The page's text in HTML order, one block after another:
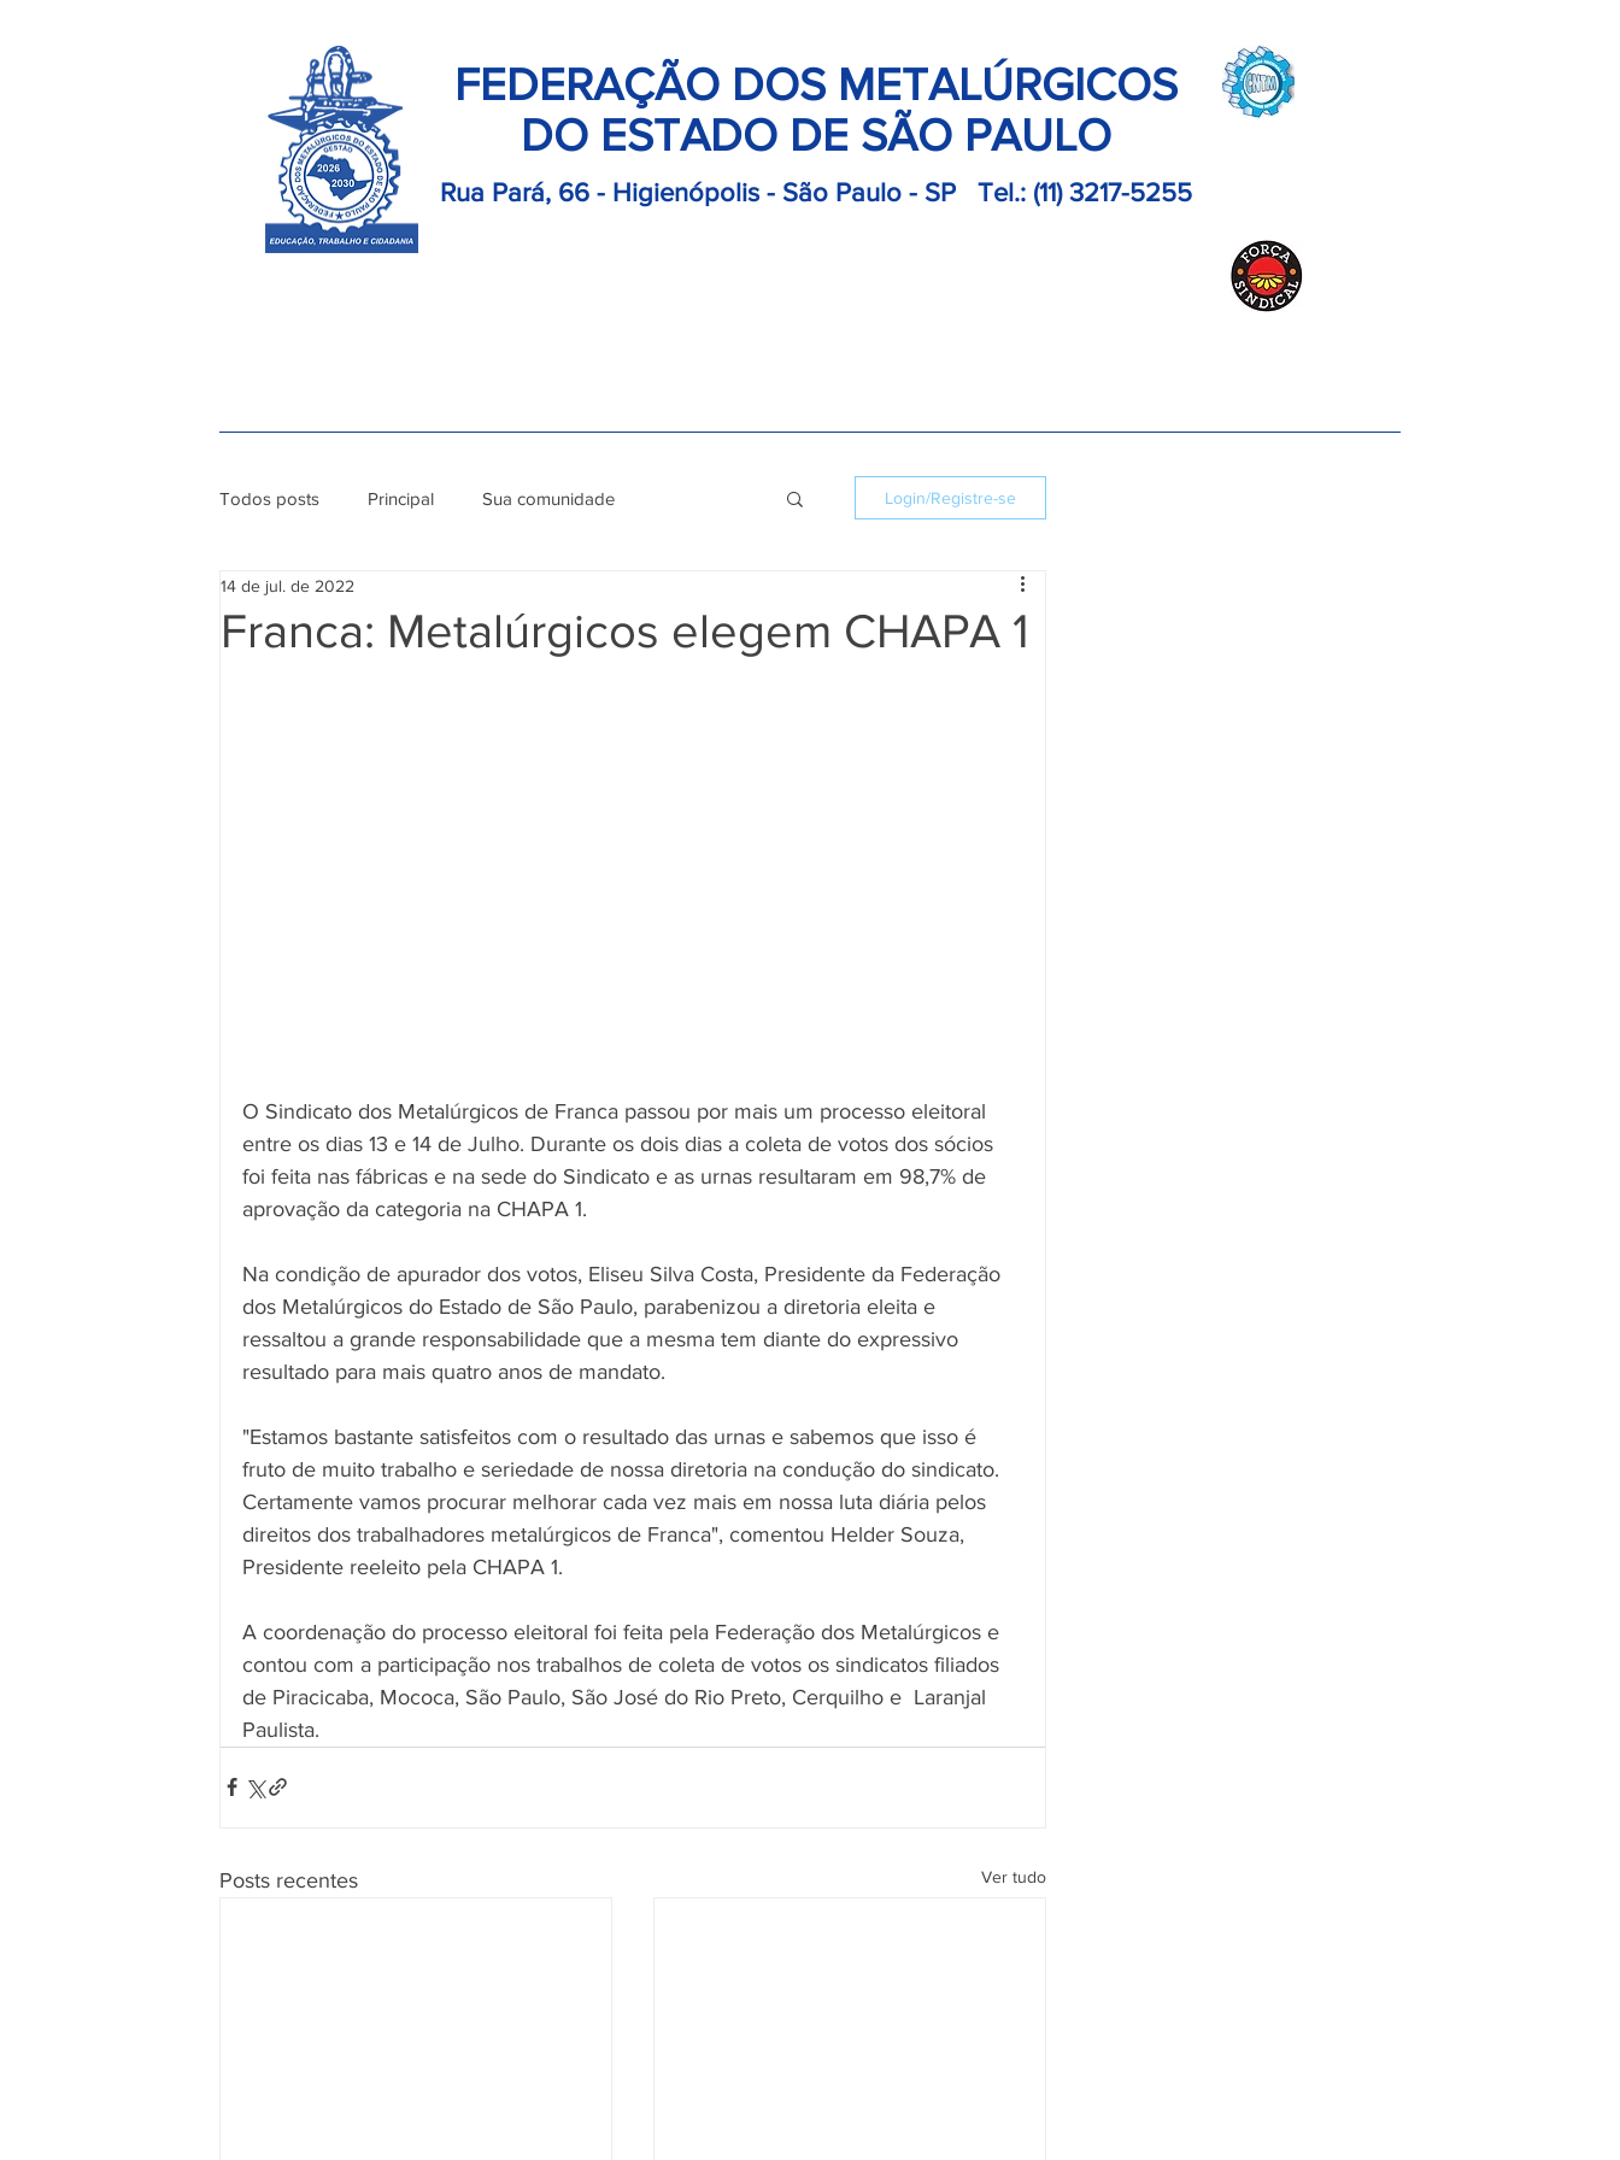
FEDERAÇÃO DOS METALÚRGICOS
DO ESTADO DE SÃO PAULO
Rua Pará, 66 - Higienópolis - São Paulo - SP Tel.: (11) 3217-5255
Todos posts Principal Sua comunidade Login/Registre-se
Franca: Metalúrgicos elegem CHAPA 1
14 de jul. de 2022
O Sindicato dos Metalúrgicos de Franca passou por mais um processo eleitoral
entre os dias 13 e 14 de Julho. Durante os dois dias a coleta de votos dos sócios
foi feita nas fábricas e na sede do Sindicato e as urnas resultaram em 98,7% de
aprovação da categoria na CHAPA 1.
Na condição de apurador dos votos, Eliseu Silva Costa, Presidente da Federação
dos Metalúrgicos do Estado de São Paulo, parabenizou a diretoria eleita e
ressaltou a grande responsabilidade que a mesma tem diante do expressivo
resultado para mais quatro anos de mandato.
"Estamos bastante satisfeitos com o resultado das urnas e sabemos que isso é
fruto de muito trabalho e seriedade de nossa diretoria na condução do sindicato.
Certamente vamos procurar melhorar cada vez mais em nossa luta diária pelos
direitos dos trabalhadores metalúrgicos de Franca", comentou Helder Souza,
Presidente reeleito pela CHAPA 1.
A coordenação do processo eleitoral foi feita pela Federação dos Metalúrgicos e
contou com a participação nos trabalhos de coleta de votos os sindicatos filiados
de Piracicaba, Mococa, São Paulo, São José do Rio Preto, Cerquilho e  Laranjal
Paulista.
Posts recentes Ver tudo